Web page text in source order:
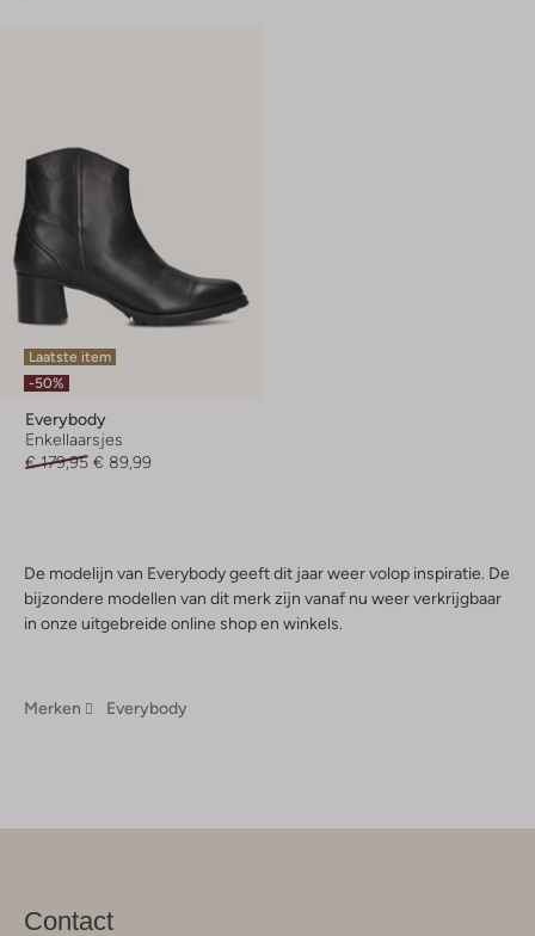
Laatste item
-50%
Everybody
Enkellaarsjes
€ 179,95 € 89,99
De modelijn van Everybody geeft dit jaar weer volop inspiratie. De
bijzondere modellen van dit merk zijn vanaf nu weer verkrijgbaar
in onze uitgebreide online shop en winkels.
Merken Everybody
Contact